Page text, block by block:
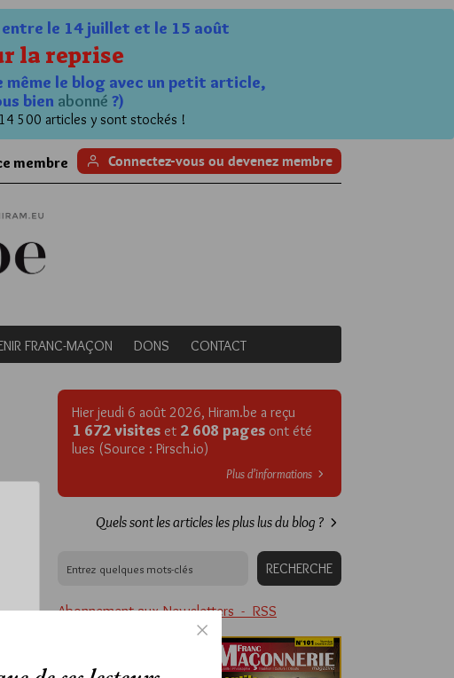
entre le 14 juillet et le 15 août
la reprise
le blog avec un petit article,
bien abonné ?)
500 articles y sont stockés !
membre Connectez-vous ou devenez membre
FRANC-MAÇON DONS CONTACT
Hier jeudi 6 août 2026, Hiram.be a reçu
1 672 visites et 2 608 pages ont été
lues (Source : Pirsch.io)
Plus d’informations
Quels sont les articles les plus lus du blog ?
Abonnement aux Newsletters - RSS